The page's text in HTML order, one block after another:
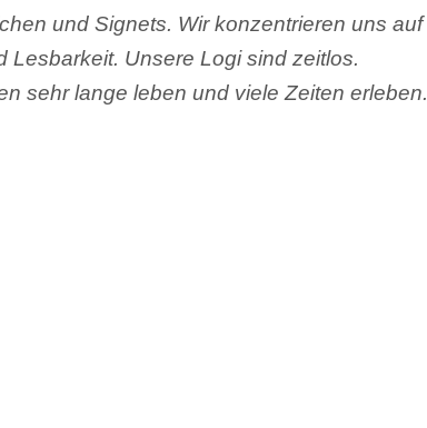
und Signets. Wir konzentrieren uns auf
Lesbarkeit. Unsere Logi sind zeitlos.
sehr lange leben und viele Zeiten erleben.